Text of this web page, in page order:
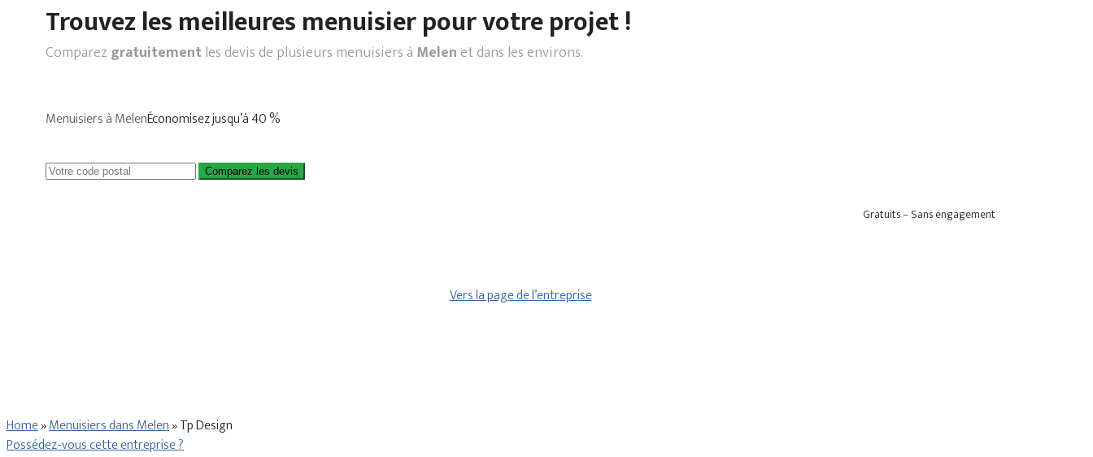
Trouvez les meilleures menuisier pour votre projet !
Comparez gratuitementles devis de plusieurs menuisiers à Melenet dans les environs.
Menuisiers à MelenÉconomisez jusqu’à 40 %
Comparez les devis
Gratuits – Sans engagement
Vers la page de l’entreprise
Home»Menuisiers dans Melen»Tp Design
Possédez-vous cette entreprise ?